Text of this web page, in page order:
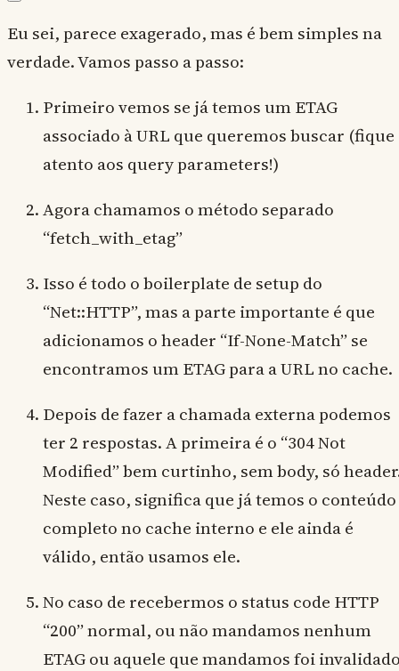
Eu sei, parece exagerado, mas é bem simples na
verdade. Vamos passo a passo:
Primeiro vemos se já temos um ETAG
associado à URL que queremos buscar (fique
atento aos query parameters!)
Agora chamamos o método separado
“fetch_with_etag”
Isso é todo o boilerplate de setup do
“Net::HTTP”, mas a parte importante é que
adicionamos o header “If-None-Match” se
encontramos um ETAG para a URL no cache.
Depois de fazer a chamada externa podemos
ter 2 respostas. A primeira é o “304 Not
Modified” bem curtinho, sem body, só
Neste caso, significa que já temos o conteúdo
completo no cache interno e ele ainda é
válido, então usamos ele.
No caso de recebermos o status code HTTP
“200” normal, ou não mandamos nenhum
ETAG ou aquele que mandamos foi